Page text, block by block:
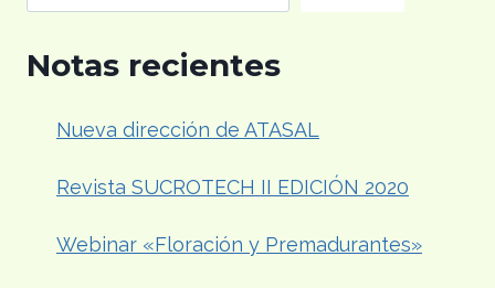
Notas recientes
Nueva dirección de ATASAL
Revista SUCROTECH II EDICIÓN 2020
Webinar «Floración y Premadurantes»